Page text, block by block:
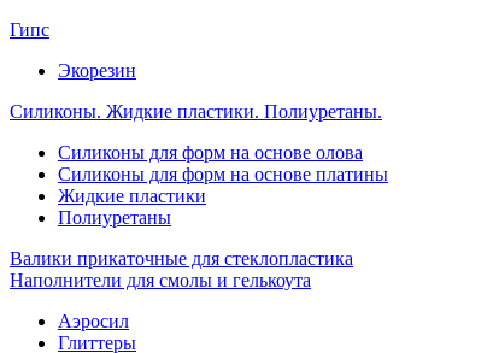
Гипс
Экорезин
Силиконы. Жидкие пластики. Полиуретаны.
Силиконы для форм на основе олова
Силиконы для форм на основе платины
Жидкие пластики
Полиуретаны
Валики прикаточные для стеклопластика
Наполнители для смолы и гелькоута
Аэросил
Глиттеры